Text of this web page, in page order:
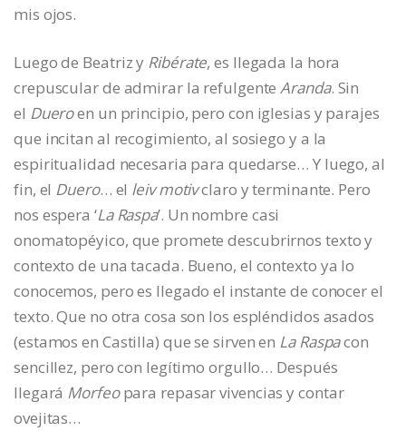
mis ojos.
Luego de Beatriz y Ribérate, es llegada la hora
crepuscular de admirar la refulgenteAranda. Sin
el Dueroen un principio, pero con iglesias y parajes
que incitan al recogimiento, al sosiego y a la
espiritualidad necesaria para quedarse… Y luego, al
fin, el Duero… el leiv motivclaro y terminante. Pero
nos espera ‘La Raspa’. Un nombre casi
onomatopéyico, que promete descubrirnos texto y
contexto de una tacada. Bueno, el contexto ya lo
conocemos, pero es llegado el instante de conocer el
texto. Que no otra cosa son los espléndidos asados
(estamos en Castilla) que se sirven en La Raspacon
sencillez, pero con legítimo orgullo… Después
llegará Morfeopara repasar vivencias y contar
ovejitas…